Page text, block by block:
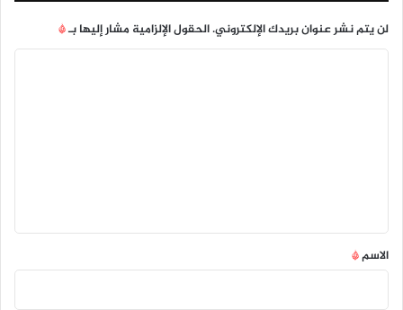
لن يتم نشر عنوان بريدك الإلكتروني.الحقول الإلزامية مشار إليها بـ*
*
الاسم*